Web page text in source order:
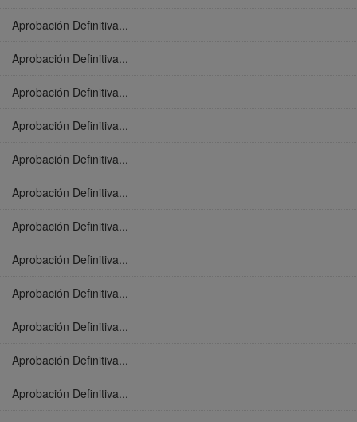
Aprobación Definitiva...
Aprobación Definitiva...
Aprobación Definitiva...
Aprobación Definitiva...
Aprobación Definitiva...
Aprobación Definitiva...
Aprobación Definitiva...
Aprobación Definitiva...
Aprobación Definitiva...
Aprobación Definitiva...
Aprobación Definitiva...
Aprobación Definitiva...